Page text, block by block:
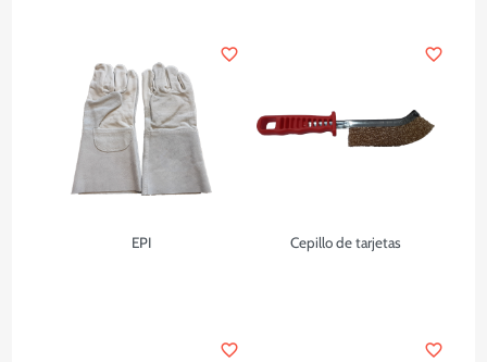
EPI
favorite_border
Cepillo de tarjetas
favorite_border
favorite_border favorite_border